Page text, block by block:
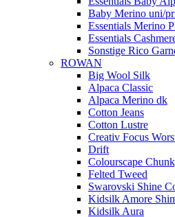
Baby Merino uni/
Essentials Merino
Essentials
Sonstige Rico
ROWAN
Big Wool Silk
Alpaca Classic
Alpaca Merino dk
Cotton Jeans
Cotton Lustre
Creativ Focus
Drift
Colourscape
Felted Tweed
Swarovski Shine
Kidsilk Amore
Kidsilk Aura